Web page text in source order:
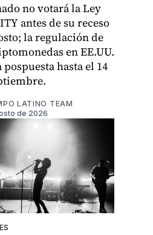
no votará la Ley
antes de su receso
la regulación de
en EE.UU.
pospuesta hasta el 14
LATINO TEAM
de 2026